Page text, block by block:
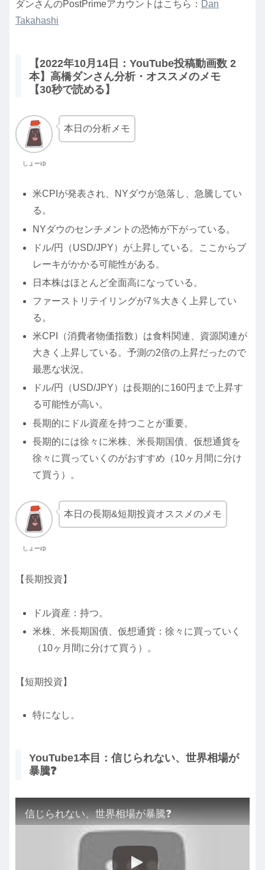
ダンさんのPostPrimeアカウントはこちら： Dan
Takahashi
【2022年10月14日：YouTube投稿動画数 2
本】高橋ダンさん分析・オススメのメモ
【30秒で読める】
しょーゆ
本日の分析メモ
米CPIが発表され、NYダウが急落し、急騰してい
る。
NYダウのセンチメントの恐怖が下がっている。
ドル/円（USD/JPY）が上昇している。ここからブ
レーキがかかる可能性がある。
日本株はほとんど全面高になっている。
ファーストリテイリングが7％大きく上昇してい
る。
米CPI（消費者物価指数）は食料関連、資源関連が
大きく上昇している。予測の2倍の上昇だったので
最悪な状況。
ドル/円（USD/JPY）は長期的に160円まで上昇す
る可能性が高い。
長期的にドル資産を持つことが重要。
長期的には徐々に米株、米長期国債、仮想通貨を
徐々に買っていくのがおすすめ（10ヶ月間に分け
て買う）。
しょーゆ
本日の長期&短期投資オススメのメモ
【長期投資】
ドル資産：持つ。
米株、米長期国債、仮想通貨：徐々に買っていく
（10ヶ月間に分けて買う）。
【短期投資】
特になし。
YouTube1本目：信じられない、世界相場が
暴騰❓
信じられない、世界相場が暴騰❓